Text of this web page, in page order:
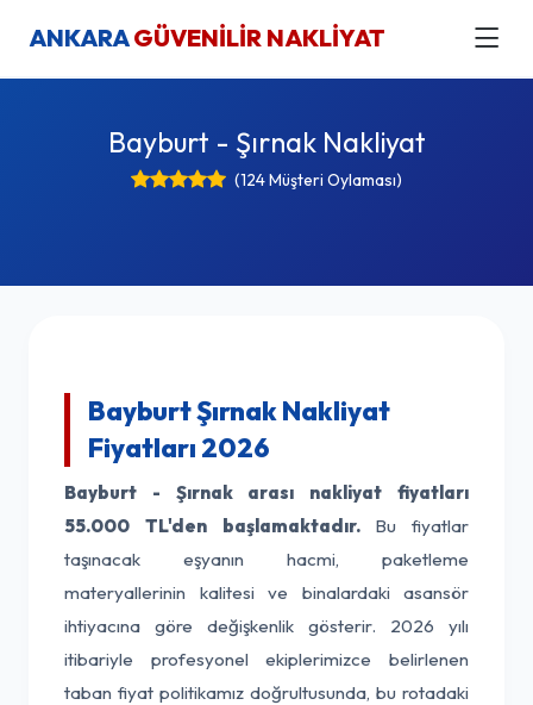
ANKARAGÜVENİLİR NAKLİYAT
Bayburt - Şırnak Nakliyat
(124 Müşteri Oylaması)
Bayburt Şırnak Nakliyat
Fiyatları 2026
Bayburt - Şırnak arası nakliyat fiyatları
55.000 TL'den başlamaktadır.Bu fiyatlar
taşınacak eşyanın hacmi, paketleme
materyallerinin kalitesi ve binalardaki asansör
ihtiyacına göre değişkenlik gösterir. 2026 yılı
itibariyle profesyonel ekiplerimizce belirlenen
taban fiyat politikamız doğrultusunda, bu rotadaki